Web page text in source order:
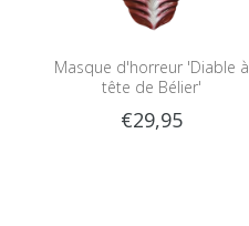
Masque d'horreur 'Diable à
tête de Bélier'
€29,95